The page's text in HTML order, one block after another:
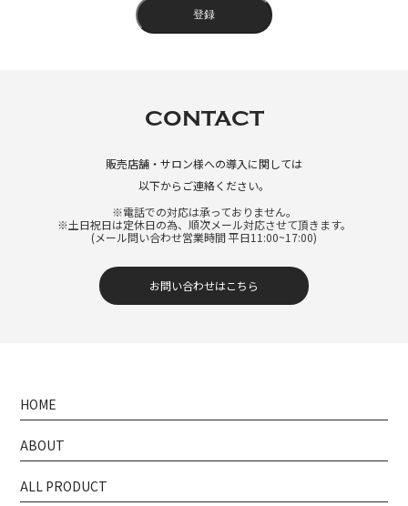
登録
CONTACT
販売店舗・サロン様への導入に関しては
以下からご連絡ください。
※電話での対応は承っておりません。
※土日祝日は定休日の為、順次メール対応させて頂きます。
(メール問い合わせ営業時間 平日11:00~17:00)
お問い合わせはこちら
HOME
ABOUT
ALL PRODUCT